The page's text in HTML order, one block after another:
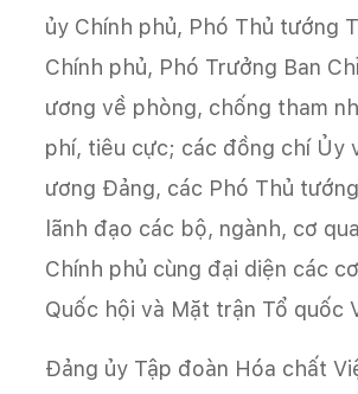
ủy Chính phủ, Phó Thủ tướng
Chính phủ, Phó Trưởng Ban
ương về phòng, chống tham
phí, tiêu cực; các đồng chí Ủy
ương Đảng, các Phó Thủ
lãnh đạo các bộ, ngành, cơ
Chính phủ cùng đại diện các
Quốc hội và Mặt trận Tổ quốc
Đảng ủy Tập đoàn Hóa chất